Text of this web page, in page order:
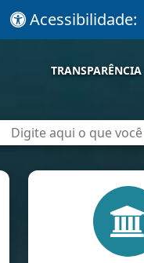
Acessibilidade:
TRANSPARÊNCIA